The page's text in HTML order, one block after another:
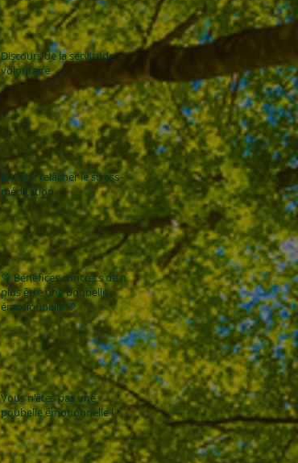
Discours de la servitude
volontaire
EXCLU : relâcher le stress - la
méditation
💚 Bénéfices concrets de ne
plus être une poubelle
émotionnelle 💚
Vous n'êtes pas une
poubelle émotionnelle !